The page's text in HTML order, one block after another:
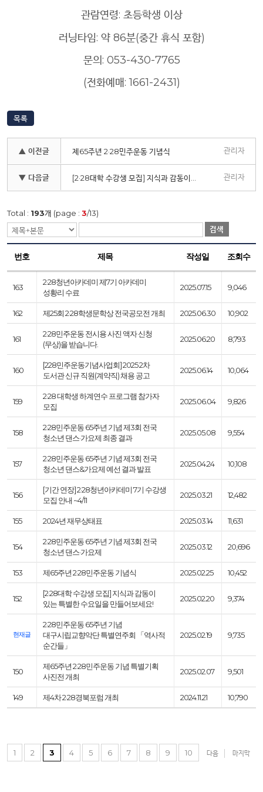
관람연령: 초등학생 이상
러닝타임: 약 86분(중간 휴식 포함)
문의: 053-430-7765
(전화예매: 1661-2431)
목록
▲ 이전글 제65주년 2·28민주운동 기념식 관리자
▼ 다음글 관리자
Total : 193개 (page : 3/13)
검색
번호 제목 작성일 조회수
163
2·28청년아카데미 제7기 아카데미
성황리 수료
2025.07.15 9,046
162 제25회 2·28학생문학상 전국공모전 개최 2025.06.30 10,902
161
2·28민주운동 전시용 사진 액자 신청
(무상)을 받습니다.
2025.06.20 8,793
160
[228민주운동기념사업회] 2025 2차
도서관 신규 직원(계약직) 채용 공고
2025.06.14 10,064
159
2·28 대학생 하계연수 프로그램 참가자
모집
2025.06.04 9,826
158
2·28민주운동 65주년 기념 제3회 전국
청소년 댄스·가요제 최종 결과
2025.05.08 9,554
157
2·28민주운동 65주년 기념 제3회 전국
청소년 댄스&가요제 예선 결과 발표
2025.04.24 10,108
156
[기간 연장] 2·28청년아카데미 7기 수강생
모집 안내 ~4/11
2025.03.21 12,482
155 2024년 재무상태표 2025.03.14 11,631
154
2·28민주운동 65주년 기념 제3회 전국
청소년 댄스·가요제
2025.03.12 20,696
153 제65주년 2·28민주운동 기념식 2025.02.25 10,452
152
[2·28대학 수강생 모집] 지식과 감동이
있는 특별한 수요일을 만들어보세요!
2025.02.20 9,374
현재글
2·28민주운동 65주년 기념
대구시립교향악단 특별연주회 「역사적
순간들」
2025.02.19 9,735
150
제65주년 2·28민주운동 기념 특별기획
사진전 개최
2025.02.07 9,501
149 제4차 2·28경북포럼 개최 2024.11.21 10,790
1 2 3 4 5 6 7 8 9 10 다음 마지막